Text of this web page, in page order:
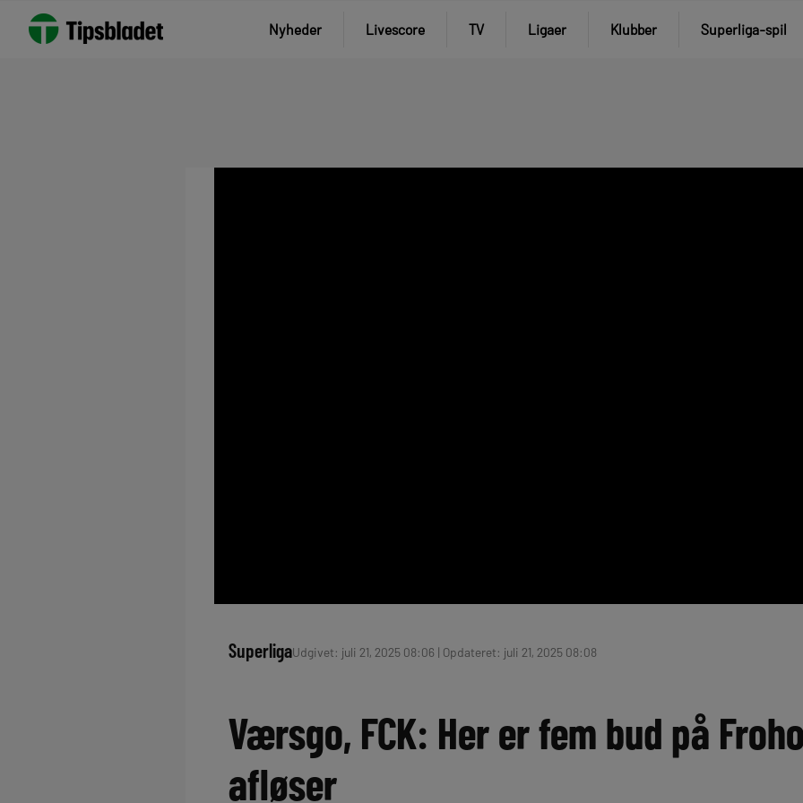
Nyheder Livescore TV Ligaer Klubber Superliga-spil
SuperligaUdgivet: juli 21, 2025 08:06 | Opdateret: juli 21, 2025 08:08
Værsgo, FCK: Her er fem bud på
afløser